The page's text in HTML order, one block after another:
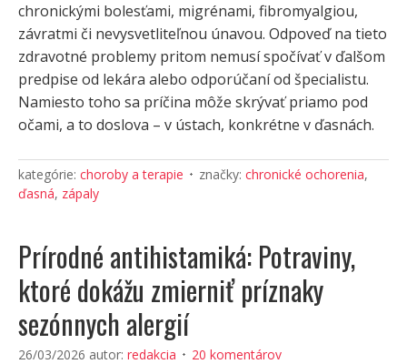
chronickými bolesťami, migrénami, fibromyalgiou,
závratmi či nevysvetliteľnou únavou. Odpoveď na tieto
zdravotné problemy pritom nemusí spočívať v ďalšom
predpise od lekára alebo odporúčaní od špecialistu.
Namiesto toho sa príčina môže skrývať priamo pod
očami, a to doslova – v ústach, konkrétne v ďasnách.
kategórie: choroby a terapie značky: chronické ochorenia,
ďasná, zápaly
Prírodné antihistamiká: Potraviny,
ktoré dokážu zmierniť príznaky
sezónnych alergií
26/03/2026 autor: redakcia 20 komentárov